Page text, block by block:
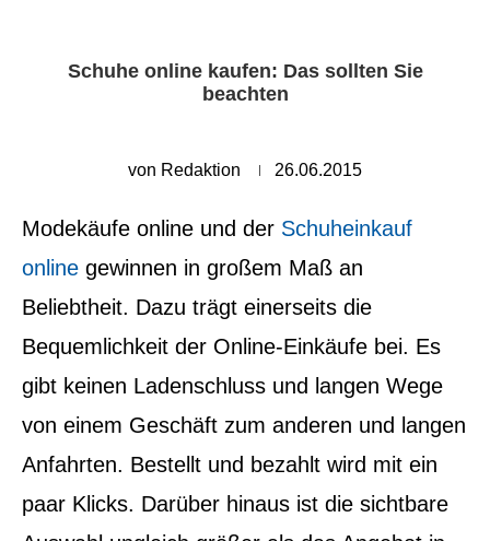
Schuhe online kaufen: Das sollten Sie
beachten
von Redaktion 26.06.2015
Modekäufe online und der Schuheinkauf
online gewinnen in großem Maß an
Beliebtheit. Dazu trägt einerseits die
Bequemlichkeit der Online-Einkäufe bei. Es
gibt keinen Ladenschluss und langen Wege
von einem Geschäft zum anderen und langen
Anfahrten. Bestellt und bezahlt wird mit ein
paar Klicks. Darüber hinaus ist die sichtbare